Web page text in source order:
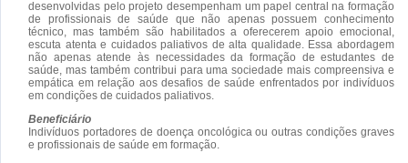
desenvolvidas pelo projeto desempenham um papel central na formação
de profissionais de saúde que não apenas possuem conhecimento
técnico, mas também são habilitados a oferecerem apoio emocional,
escuta atenta e cuidados paliativos de alta qualidade. Essa abordagem
não apenas atende às necessidades da formação de estudantes de
saúde, mas também contribui para uma sociedade mais compreensiva e
empática em relação aos desafios de saúde enfrentados por indivíduos
em condições de cuidados paliativos.
Beneficiário
Indivíduos portadores de doença oncológica ou outras condições graves
e profissionais de saúde em formação.